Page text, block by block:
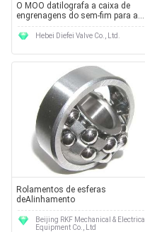
O MOO datilografa a caixa de
engrenagens do sem-fim para a
finalidade do sistema hidráulico
Hebei Diefei Valve Co., Ltd.
Rolamentos de esferas
deAlinhamento
Beijing RKF Mechanical & Electrical
Equipment Co., Ltd